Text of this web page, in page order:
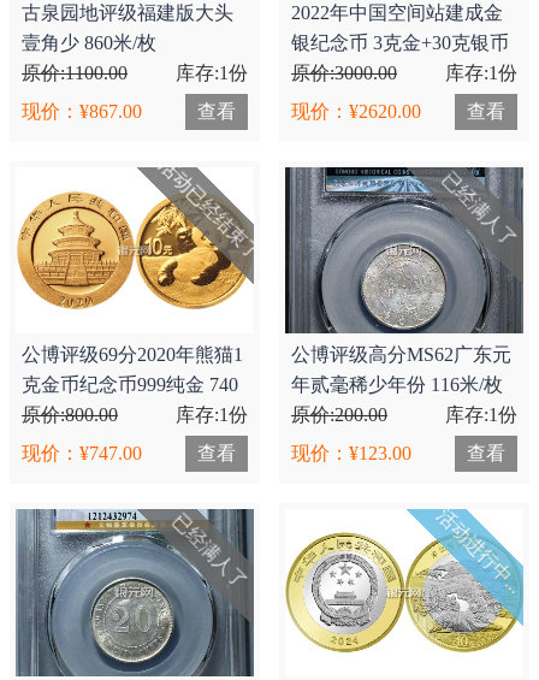
古泉园地评级福建版大头
壹角少 860米/枚
原价:1100.00
库存:1份
现价：¥867.00
查看
2022年中国空间站建成金
银纪念币 3克金+30克银币
一套2枚，2620米..
原价:3000.00
库存:1份
现价：¥2620.00
查看
活动已经结束了
公博评级69分2020年熊猫1
克金币纪念币999纯金 740
米/枚
原价:800.00
库存:1份
现价：¥747.00
查看
已经满人了
公博评级高分MS62广东元
年贰毫稀少年份 116米/枚
原价:200.00
库存:1份
现价：¥123.00
查看
已经满人了 活动进行中...